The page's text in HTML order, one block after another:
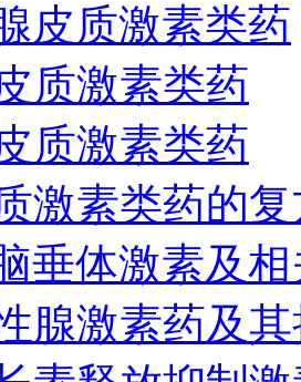
皮质激素类药
质激素类药
质激素类药
激素类药的
垂体激素及
腺激素药及